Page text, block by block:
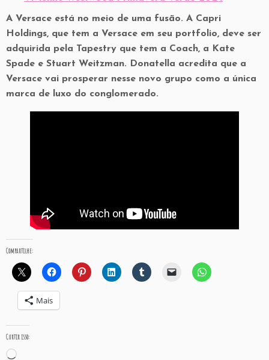
A Versace está no meio de uma fusão. A Capri
Holdings, que tem a Versace em seu portfolio, deve ser
adquirida pela Tapestry que tem a Coach, a Kate
Spade e Stuart Weitzman. Donatella acredita que a
Versace vai prosperar nesse novo grupo como a única
marca de luxo do conglomerado.
Compartilhe:
Mais
Curtir isso:
Carregando...